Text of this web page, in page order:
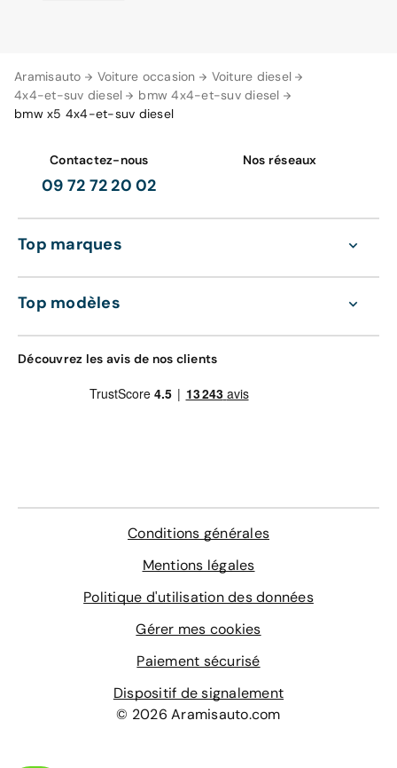
Aramisauto Voiture occasion
Voiture diesel
4x4-et-suv diesel
bmw 4x4-et-suv diesel
bmw x5 4x4-et-suv diesel
Contactez-nous
09 72 72 20 02
Nos réseaux
Top marques
Top modèles
Découvrez les avis de nos clients
Conditions générales
Mentions légales
Politique d'utilisation des données
Gérer mes cookies
Paiement sécurisé
Dispositif de signalement
© 2026 Aramisauto.com